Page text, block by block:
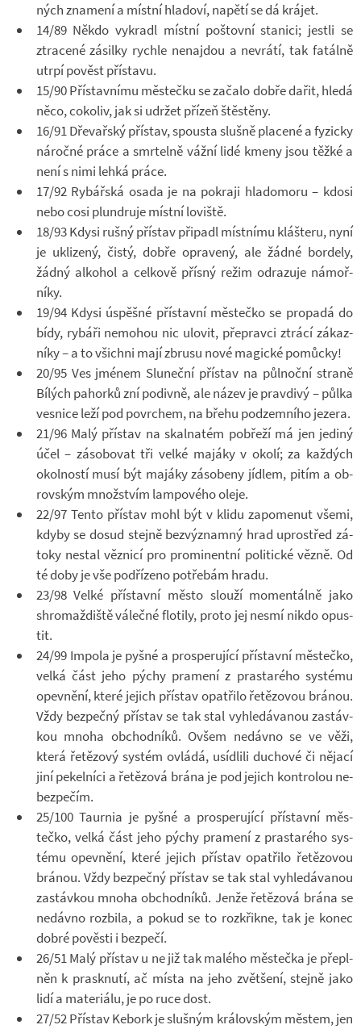
ných zna­mení a místní hla­doví, na­pětí se dá krá­jet.
14/89 Někdo vy­kradl místní poš­tovní sta­nici; jestli se
ztra­cené zá­silky rychle ne­na­jdou a ne­vrátí, tak fa­tálně
utrpí po­věst pří­stavu.
15/90 Pří­stav­nímu měs­tečku se za­čalo dobře dařit, hledá
něco, co­ko­liv, jak si udr­žet pří­zeň štěs­těny.
16/91 Dře­vař­ský pří­stav, spousta slušně pla­cené a fy­zicky
ná­ročné práce a smr­telně vážní lidé kmeny jsou těžké a
není s nimi lehká práce.
17/92 Ry­bář­ská osada je na po­kraji hla­do­moru – kdosi
nebo cosi plun­druje místní lo­viště.
18/93 Kdysi rušný pří­stav při­padl míst­nímu kláš­teru, nyní
je ukli­zený, čistý, dobře opra­vený, ale žádné bor­dely,
žádný al­ko­hol a cel­kově přísný režim od­ra­zuje ná­moř­
níky.
19/94 Kdysi úspěšné pří­stavní měs­tečko se pro­padá do
bídy, ry­báři ne­mo­hou nic ulo­vit, pře­pravci ztrácí zá­kaz­
níky – a to všichni mají zbrusu nové ma­gické po­můcky!
20/95 Ves jmé­nem Slu­neční pří­stav na půl­noční straně
Bí­lých pa­horků zní po­divně, ale název je prav­divý – půlka
ves­nice leží pod po­vr­chem, na břehu pod­zem­ního je­zera.
21/96 Malý pří­stav na skal­na­tém po­břeží má jen je­diný
účel – zá­so­bo­vat tři velké ma­jáky v okolí; za kaž­dých
okol­ností musí být ma­jáky zá­so­beny jíd­lem, pitím a ob­
rov­ským množ­stvím lam­po­vého oleje.
22/97 Tento pří­stav mohl být v klidu za­po­me­nut všemi,
kdyby se dosud stejně bez­vý­znamný hrad upro­střed zá­
toky ne­stal věz­nicí pro pro­mi­nentní po­li­tické vězně. Od
té doby je vše pod­ří­zeno po­tře­bám hradu.
23/98 Velké pří­stavní město slouží mo­men­tálně jako
shro­maž­diště vá­lečné flo­tily, proto jej nesmí nikdo opus­
tit.
24/99 Im­pola je pyšné a pro­spe­ru­jící pří­stavní měs­tečko,
velká část jeho pýchy pra­mení z pra­starého sys­tému
opev­nění, které je­jich pří­stav opat­řilo ře­tě­zo­vou brá­nou.
Vždy bez­pečný pří­stav se tak stal vy­hle­dá­va­nou za­stáv­
kou mnoha ob­chod­níků. Ovšem ne­dávno se ve věži,
která ře­tě­zový sys­tém ovládá, usíd­lili du­chové či ně­jací
jiní pe­kel­níci a ře­tě­zová brána je pod je­jich kon­t­ro­lou ne­
bez­pe­čím.
25/100 Taur­nia je pyšné a pro­spe­ru­jící pří­stavní měs­
tečko, velká část jeho pýchy pra­mení z pra­starého sys­
tému opev­nění, které je­jich pří­stav opat­řilo ře­tě­zo­vou
brá­nou. Vždy bez­pečný pří­stav se tak stal vy­hle­dá­va­nou
za­stáv­kou mnoha ob­chod­níků. Jenže ře­tě­zová brána se
ne­dávno roz­bila, a pokud se to roz­křikne, tak je konec
dobré po­věsti i bez­pečí.
26/51 Malý pří­stav u ne již tak ma­lého měs­tečka je pře­pl­
něn k prask­nutí, ač místa na jeho zvět­šení, stejně jako
lidí a ma­te­ri­álu, je po ruce dost.
27/52 Pří­stav Ke­bork je sluš­ným krá­lov­ským měs­tem, jen